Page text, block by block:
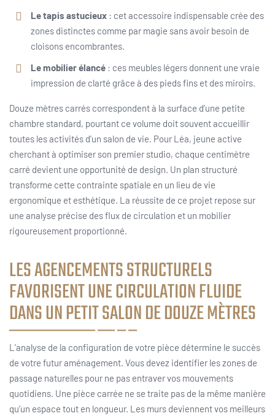
Le tapis astucieux : cet accessoire indispensable crée des
zones distinctes comme par magie sans avoir besoin de
cloisons encombrantes.
Le mobilier élancé : ces meubles légers donnent une vraie
impression de clarté grâce à des pieds fins et des miroirs.
Douze mètres carrés correspondent à la surface d’une petite
chambre standard, pourtant ce volume doit souvent accueillir
toutes les activités d’un salon de vie. Pour Léa, jeune active
cherchant à optimiser son premier studio, chaque centimètre
carré devient une opportunité de design. Un plan structuré
transforme cette contrainte spatiale en un lieu de vie
ergonomique et esthétique. La réussite de ce projet repose sur
une analyse précise des flux de circulation et un mobilier
rigoureusement proportionné.
LES AGENCEMENTS STRUCTURELS
FAVORISENT UNE CIRCULATION FLUIDE
DANS UN PETIT SALON DE DOUZE MÈTRES
L’analyse de la configuration de votre pièce détermine le succès
de votre futur aménagement. Vous devez identifier les zones de
passage naturelles pour ne pas entraver vos mouvements
quotidiens. Une pièce carrée ne se traite pas de la même manière
qu’un espace tout en longueur. Les murs deviennent vos meilleurs